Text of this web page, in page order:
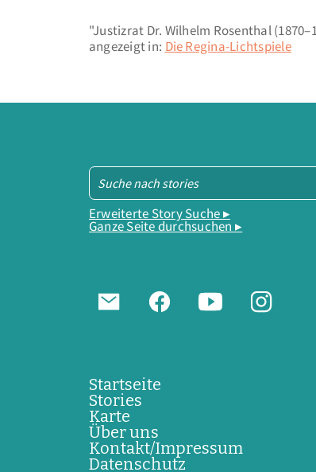
"Justizrat Dr. Wilhelm Rosenthal
angezeigt in: Die Regina-Lichtspiele
Erweiterte Story Suche ▸
Ganze Seite durchsuchen ▸
Startseite
Stories
Karte
Über uns
Kontakt/Impressum
Datenschutz